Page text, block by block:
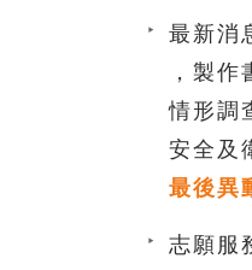
最新消
，製
情形調
安全及
最後異
志願服